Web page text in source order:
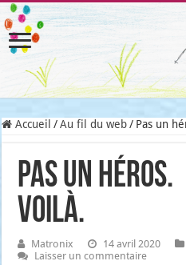
Accueil / Au fil du web / Pas un
Pas un
Voilà.
Matronix 14 avril 2020
Laisser un commentaire